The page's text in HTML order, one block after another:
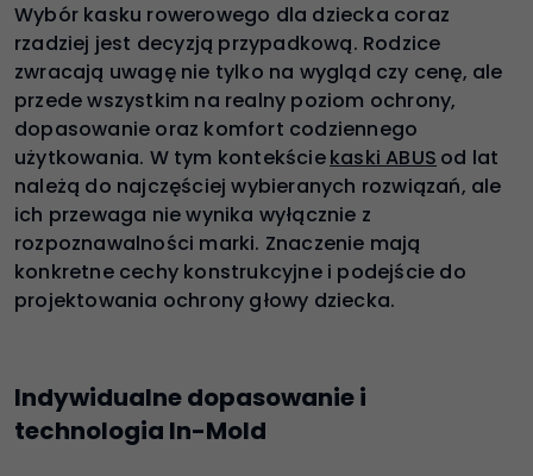
Wybór kasku rowerowego dla dziecka coraz
rzadziej jest decyzją przypadkową. Rodzice
zwracają uwagę nie tylko na wygląd czy cenę, ale
przede wszystkim na realny poziom ochrony,
dopasowanie oraz komfort codziennego
użytkowania. W tym kontekściekaski ABUS od lat
należą do najczęściej wybieranych rozwiązań, ale
ich przewaga nie wynika wyłącznie z
rozpoznawalności marki. Znaczenie mają
konkretne cechy konstrukcyjne i podejście do
projektowania ochrony głowy dziecka.
Indywidualne dopasowanie i
technologia In-Mold